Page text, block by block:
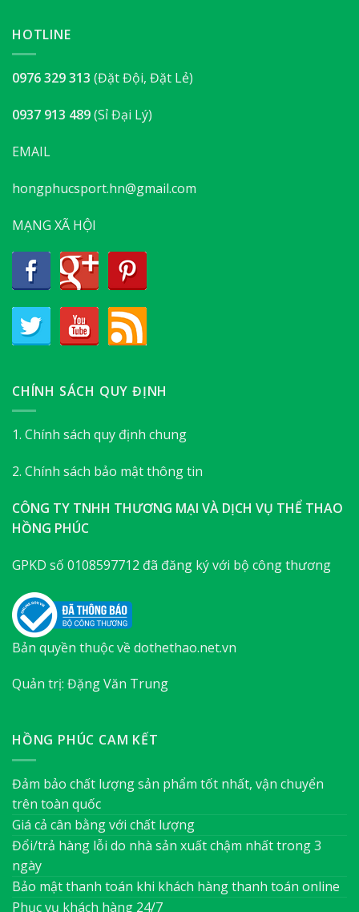
HOTLINE
0976 329 313 (Đặt Đội, Đặt Lẻ)
0937 913 489(Sỉ Đại Lý)
EMAIL
hongphucsport.hn@gmail.com
MẠNG XÃ HỘI
CHÍNH SÁCH QUY ĐỊNH
1. Chính sách quy định chung
2. Chính sách bảo mật thông tin
CÔNG TY TNHH THƯƠNG MẠI VÀ DỊCH VỤ THỂ THAO
HỒNG PHÚC
GPKD số 0108597712 đã đăng ký với bộ công thương
Bản quyền thuộc về dothethao.net.vn
Quản trị: Đặng Văn Trung
HỒNG PHÚC CAM KẾT
Đảm bảo chất lượng sản phẩm tốt nhất, vận chuyển
trên toàn quốc
Giá cả cân bằng với chất lượng
Đổi/trả hàng lỗi do nhà sản xuất chậm nhất trong 3
ngày
Bảo mật thanh toán khi khách hàng thanh toán online
Phục vụ khách hàng 24/7